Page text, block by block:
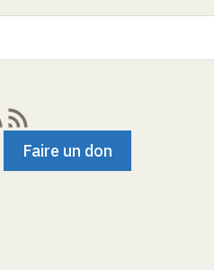
Faire un don